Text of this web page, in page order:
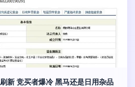
新 竞买者爆冷 黑马还是日用杂品